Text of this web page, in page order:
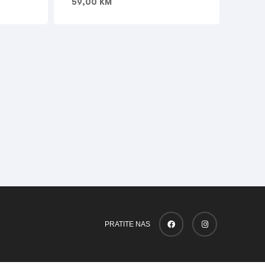
PRATITE NAS